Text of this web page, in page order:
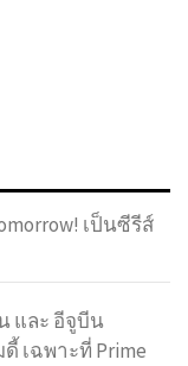
เป็นซีรีส์
และ อีจูบีน
เฉพาะที่ Prime